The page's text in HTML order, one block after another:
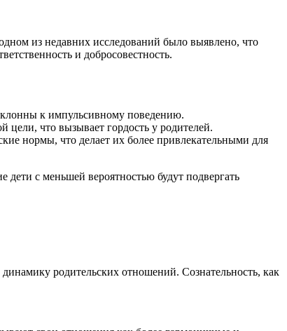
из недавних исследований было выявлено, что
и добросовестность.
к импульсивному поведению.
цели, что вызывает гордость у родителей.
нормы, что делает их более привлекательными для
дети с меньшей вероятностью будут подвергать
родительских отношений. Сознательность, как